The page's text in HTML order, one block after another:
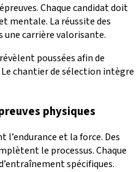
Chaque candidat doit
mentale. La réussite des
une carrière valorisante.
poussées afin de
chantier de sélection intègre
physiques
l’endurance et la force. Des
le processus. Chaque
spécifiques.